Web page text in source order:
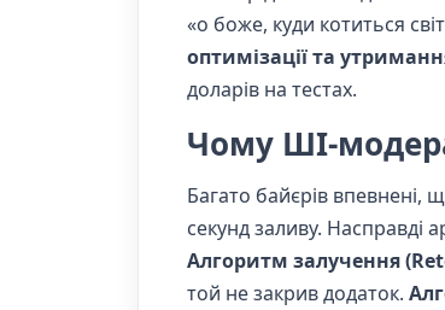
«о боже, куди котиться
оптимізації та
доларів на тестах.
Чому ШІ-
Багато байєрів впевнені,
секунд заливу. Насправді
Алгоритм залучення
той не закрив додаток.